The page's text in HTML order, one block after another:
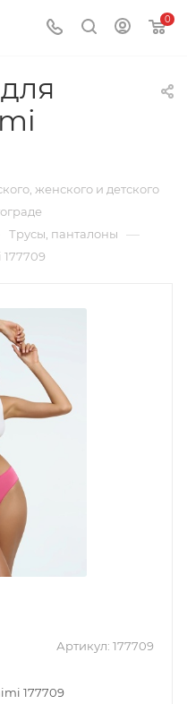
0
женского и детского
Трусы, панталоны —
Артикул: 177709
177709